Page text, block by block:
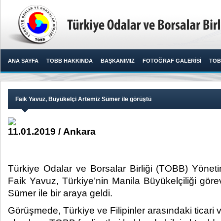
ANA SAYFA TOBB HAKKINDA BAŞKANIMIZ FOTOĞRAF GALERİSİ
Faik Yavuz, Büyükelçi Artemiz Sümer ile görüştü
11.01.2019 / Ankara
Türkiye Odalar ve Borsalar Birliği (TOBB)
Faik Yavuz, Türkiye’nin Manila Büyükelçiliği
Sümer ile bir araya geldi.​
Görüşmede, Türkiye ve Filipinler arasındaki ticari